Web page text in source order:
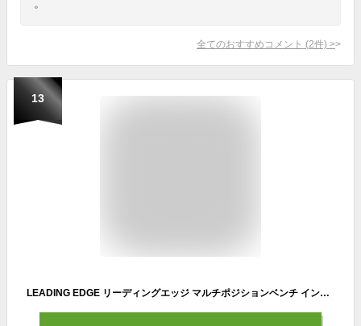
。
全てのおすすめコメント (2件) >
13
LEADING EDGE リーディングエッジ マルチポジションベンチ インクライン デクライン ダンベル トレーニングベンチ 折りたたみ式 ブラック LE-B80 BK